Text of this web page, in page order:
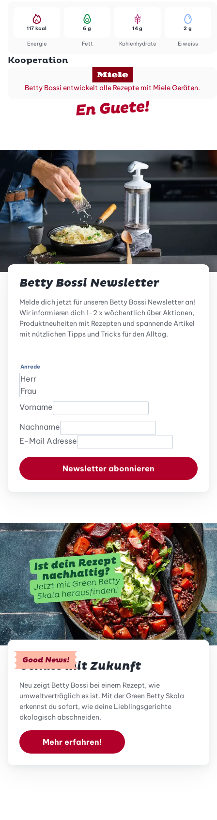
Energie
117 kcal
Fett
6 g
Kohlenhydrate
14 g
Eiweiss
2 g
Kooperation
Betty Bossi entwickelt alle Rezepte mit Miele Geräten.
En Guete!
Betty Bossi Newsletter
Melde dich jetzt für unseren Betty Bossi Newsletter an!
Wir informieren dich 1-2 x wöchentlich über Aktionen,
Produktneuheiten mit Rezepten und spannende Artikel
mit nützlichen Tipps und Tricks für den Alltag.
Anrede
Herr
Frau
Vorname
Nachname
E-Mail Adresse
Newsletter abonnieren
Good News!
Genuss mit Zukunft
Neu zeigt Betty Bossi bei einem Rezept, wie
umweltverträglich es ist. Mit der Green Betty Skala
erkennst du sofort, wie deine Lieblingsgerichte
ökologisch abschneiden.
Mehr erfahren!